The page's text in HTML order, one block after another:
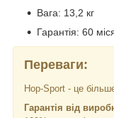
Вага: 13,2 кг
Гарантія: 60
Переваги:
Hop-Sport - це
Гарантія від